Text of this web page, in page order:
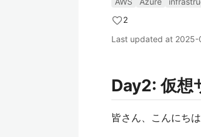
2
Last updated at 2025-
Day2: 仮想
皆さん、こんにち